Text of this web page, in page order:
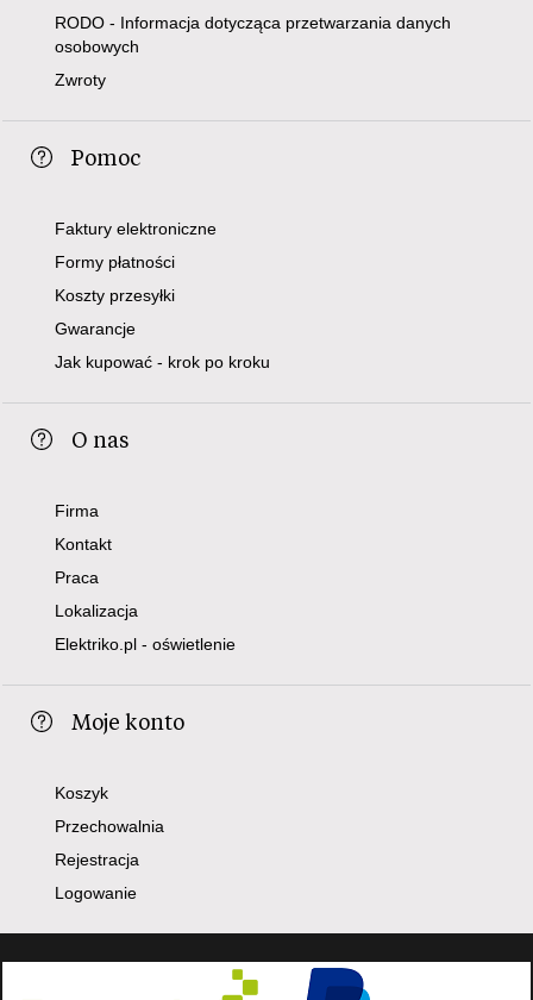
RODO - Informacja dotycząca przetwarzania danych
osobowych
Zwroty
Pomoc
Faktury elektroniczne
Formy płatności
Koszty przesyłki
Gwarancje
Jak kupować - krok po kroku
O nas
Firma
Kontakt
Praca
Lokalizacja
Elektriko.pl - oświetlenie
Moje konto
Koszyk
Przechowalnia
Rejestracja
Logowanie